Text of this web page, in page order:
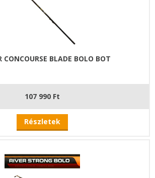
CONCOURSE BLADE BOLO BOT
107 990 Ft
Részletek